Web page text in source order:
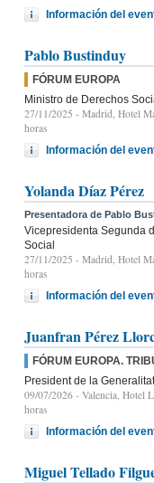
Información del
Pablo Bustinduy
FÓRUM EUROPA
Ministro de Derechos
27/11/2025 - Madrid, Hotel
horas
Información del
Yolanda Díaz Pérez
Presentadora de Pablo
Vicepresidenta Segunda
Social
27/11/2025 - Madrid, Hotel
horas
Información del
Juanfran Pérez
FÓRUM EUROPA.
President de la
09/07/2026 - Valencia, Hotel
horas
Información del
Miguel Tellado